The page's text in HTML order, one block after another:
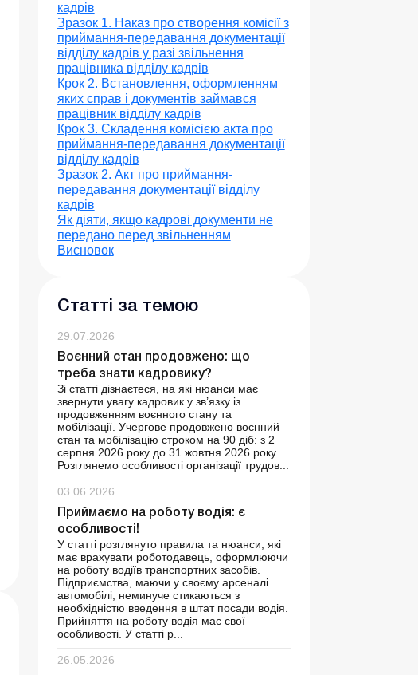
кадрів
Зразок 1. Наказ про створення комісії з
приймання-передавання документації
відділу кадрів у разі звільнення
працівника відділу кадрів
Крок 2. Встановлення, оформленням
яких справ і документів займався
працівник відділу кадрів
Крок 3. Складення комісією акта про
приймання-передавання документації
відділу кадрів
Зразок 2. Акт про приймання-
передавання документації відділу
кадрів
Як діяти, якщо кадрові документи не
передано перед звільненням
Висновок
Статті за темою
29.07.2026
Воєнний стан продовжено: що
треба знати кадровику?
Зі статті дізнаєтеся, на які нюанси має
звернути увагу кадровик у зв’язку із
продовженням воєнного стану та
мобілізації. Учергове продовжено воєнний
стан та мобілізацію строком на 90 діб: з 2
серпня 2026 року до 31 жовтня 2026 року.
Розглянемо особливості організації трудов...
03.06.2026
Приймаємо на роботу водія: є
особливості!
У статті розглянуто правила та нюанси, які
має врахувати роботодавець, оформлюючи
на роботу водіїв транспортних засобів.
Підприємства, маючи у своєму арсеналі
автомобілі, неминуче стикаються з
необхідністю введення в штат посади водія.
Прийняття на роботу водія має свої
особливості. У статті р...
26.05.2026